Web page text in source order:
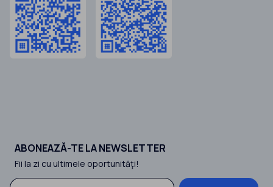
ABONEAZĂ-TE LA NEWSLETTER
Fii la zi cu ultimele oportunităţi!